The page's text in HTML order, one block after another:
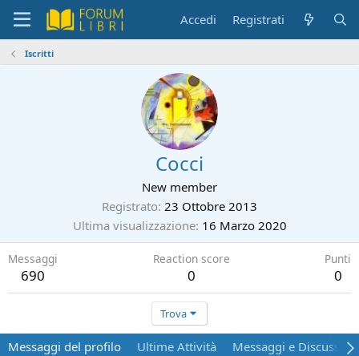
Accedi Registrati
Iscritti
Cocci
New member
Registrato 23 Ottobre 2013
Ultima visualizzazione 16 Marzo 2020
Messaggi
690
Reaction score
0
Punti
0
Trova
Messaggi del profilo Ultime Attività Messaggi e